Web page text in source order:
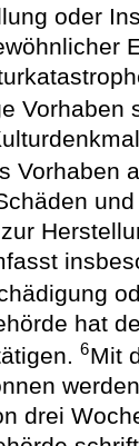
oder
Vorhaben
hat
6Mit
drei